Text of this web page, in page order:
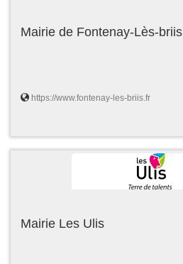
Mairie de Fontenay-Lès-briis
https://www.fontenay-les-briis.fr
Mairie Les Ulis